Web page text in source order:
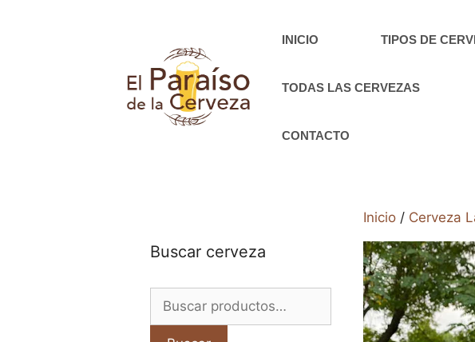
INICIO TIPOS DE
TODAS LAS CERVEZAS
CONTACTO
Inicio/ Cerveza
Buscar cerveza
Buscar